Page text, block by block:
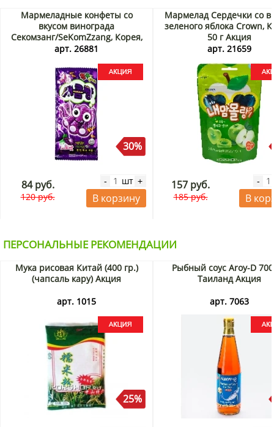
Мармеладные конфеты со
вкусом винограда
Секомзанг/SeKomZzang, Корея,
35 г Акция
арт. 26881
30%
84 руб.
120 руб.
- шт +
В корзину
Мармелад Сердечки со
зеленого яблока Crown,
50 г Акция
арт. 21659
157 руб.
185 руб.
-
В
ПЕРСОНАЛЬНЫЕ РЕКОМЕНДАЦИИ
Мука рисовая Китай (400 гр.)
(чапсаль кару) Акция
арт. 1015
25%
Рыбный соус Aroy-D
Таиланд Акция
арт. 7063